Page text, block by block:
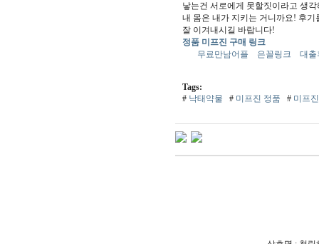
낳는건 서로에게 못할짓이라고 생
내 몸은 내가 지키는 거니까요! 후
잘 이겨내시길 바랍니다!
정품 미프진 구매 링크
무료만남어플
은꼴링크 대
Tags:
# 낙태약물 # 미프진 정품 # 미프